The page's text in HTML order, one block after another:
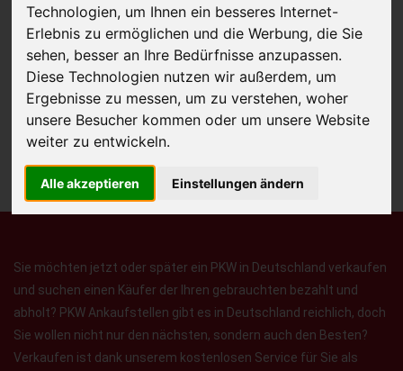
Technologien, um Ihnen ein besseres Internet-
Erlebnis zu ermöglichen und die Werbung, die Sie
sehen, besser an Ihre Bedürfnisse anzupassen.
Diese Technologien nutzen wir außerdem, um
Ergebnisse zu messen, um zu verstehen, woher
unsere Besucher kommen oder um unsere Website
weiter zu entwickeln.
Alle akzeptieren Einstellungen ändern
JETZT KOSTENLOSE BEWERTUNG
Kostenloses Angebotfür den Ankauf Ihres Autos inklusive der
Abholung, auf Wunsch sofort Geld. Ihre Daten werden nicht mit Dritten
Wir garantieren 100% Sicherheit.
Sie möchten jetzt oder später ein PKW in Deutschland verkaufen
und suchen einen Käufer der Ihren gebrauchten bezahlt und
abholt? PKW Ankaufstellen gibt es in Deutschland reichlich, doch
Sie wollen nicht nur den nächsten, sondern auch den Besten?
Verkaufen ist dank unserem kostenlosen Service für Sie als